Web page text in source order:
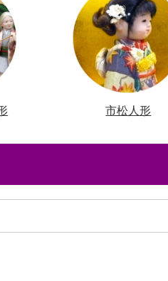
市松人形